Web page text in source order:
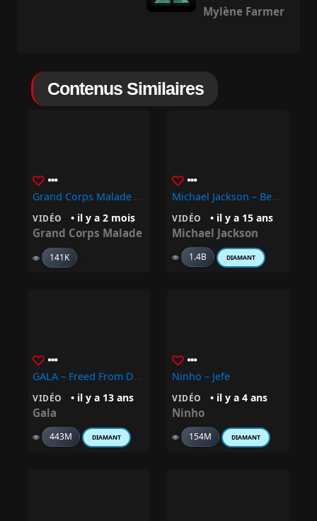
Mylène Farmer
Contenus Similaires
Grand Corps Malade « J’en Ai Pas Encore Fini »
VIDÉO • il y a 2 mois
Grand Corps Malade
141K
Michael Jackson – Beat It
VIDÉO • il y a 15 ans
Michael Jackson
1.4B DIAMANT
GALA – Freed From Desire
VIDÉO • il y a 13 ans
Gala
443M DIAMANT
Ninho – Jefe
VIDÉO • il y a 4 ans
Ninho
154M DIAMANT